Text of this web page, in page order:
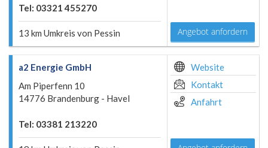
Tel: 03321 455270
13 km Umkreis von Pessin Angebot anfordern
a2 Energie GmbH
Am Piperfenn 10
14776 Brandenburg - Havel
Tel: 03381 213220
Website
Kontakt
Anfahrt